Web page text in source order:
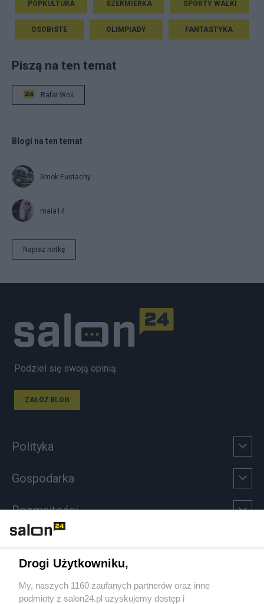
POPKULTURA SZERMIERKA SPORTY WALKI
OSOBISTE OLIMPIADY FANTASTYKA
Piszą na ten temat
Rafał Woś
Blogi na ten temat
Smok Eustachy
maia14
Napisz notkę
Podziel się swoją opinią
ZAŁÓŻ BLOG
Polityka
Gospodarka
Rozmaitości
Sport
Drogi Użytkowniku,
My, naszych 1160 zaufanych partnerów oraz inne
podmioty z salon24.pl uzyskujemy dostęp i